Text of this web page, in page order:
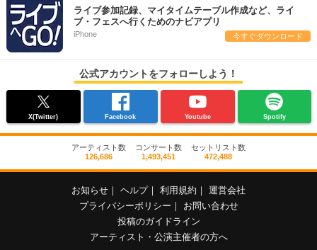
ライブ参加記録、マイタイムテーブル作成など、ライ
ブ・フェスへ行くためのナビアプリ
iPhone 今すぐダウンロード
公式アカウントをフォローしよう！
X(Twitter) Facebook Youtube Spotify
アーティスト数
126,686
コンサート数
1,493,451
セットリスト数
472,488
お知らせ ヘルプ 利用規約
運営会社
プライバシーポリシー
お問い合わせ
投稿のガイドライン
アーティスト・公演主催者の方へ